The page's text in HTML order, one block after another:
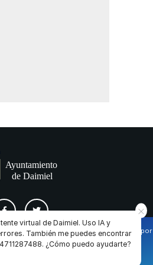
PRIVACIDAD COOKIES CONTACTO
y de terceros para facilitar la navegación por
de la navegación de los usuarios.
en nuestrapolítica de cookies
pulsando en el botón de “Aceptar”, o bien
virtual de Daimiel. Uso IA y
También me puedes encontrar
¿Cómo puedo ayudarte?